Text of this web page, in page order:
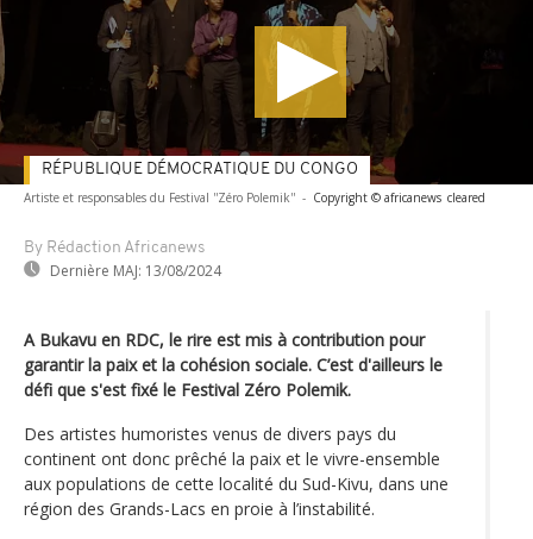
Artiste et responsables du Festival ''Zéro Polemik'' - Copyright © africanews cleared
By Rédaction Africanews
Dernière MAJ: 13/08/2024
RÉPUBLIQUE DÉMOCRATIQUE DU CONGO
A Bukavu en RDC, le rire est mis à contribution pour
garantir la paix et la cohésion sociale. C’est d'ailleurs le
défi que s'est fixé le Festival Zéro Polemik.
Des artistes humoristes venus de divers pays du
continent ont donc prêché la paix et le vivre-ensemble
aux populations de cette localité du Sud-Kivu, dans une
région des Grands-Lacs en proie à l’instabilité.